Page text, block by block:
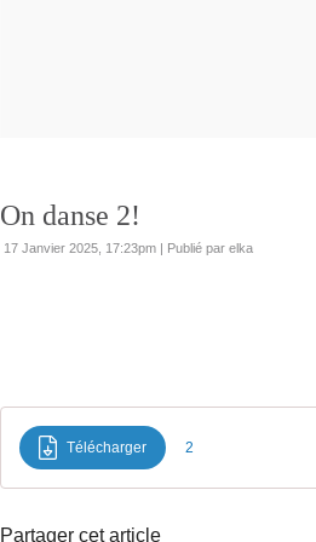
On danse 2!
17 Janvier 2025, 17:23pm | Publié par elka
Télécharger 2
Partager cet article